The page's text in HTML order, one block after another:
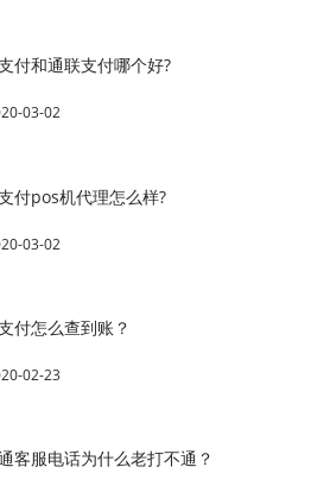
付和通联支付哪个好?
03-02
付pos机代理怎么样?
03-02
付怎么查到账？
02-23
客服电话为什么老打不通？